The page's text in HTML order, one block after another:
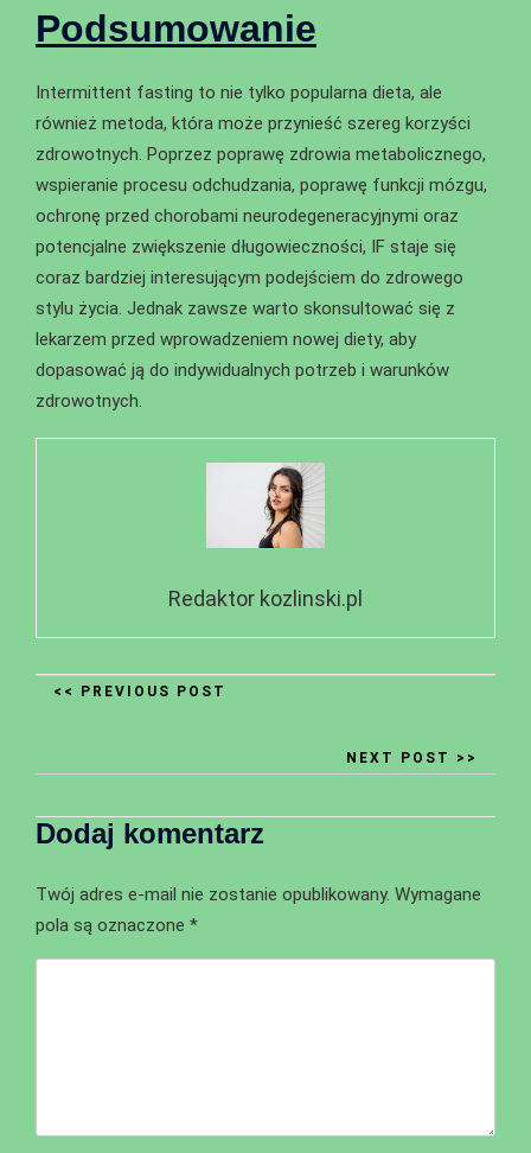
Podsumowanie
Intermittent fasting to nie tylko popularna dieta, ale
również metoda, która może przynieść szereg korzyści
zdrowotnych. Poprzez poprawę zdrowia metabolicznego,
wspieranie procesu odchudzania, poprawę funkcji mózgu,
ochronę przed chorobami neurodegeneracyjnymi oraz
potencjalne zwiększenie długowieczności, IF staje się
coraz bardziej interesującym podejściem do zdrowego
stylu życia. Jednak zawsze warto skonsultować się z
lekarzem przed wprowadzeniem nowej diety, aby
dopasować ją do indywidualnych potrzeb i warunków
zdrowotnych.
Redaktor kozlinski.pl
<< PREVIOUS POST
NEXT POST >>
Dodaj komentarz
Twój adres e-mail nie zostanie opublikowany. Wymagane
pola są oznaczone *